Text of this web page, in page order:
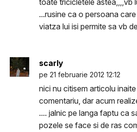
toate tricicletele astea,,,,vb
...rusine ca o persoana
viatza lui isi permite sa vb
scarly
pe 21 februarie 2012 12:12
nici nu citisem articolu
comentariu, dar acum
.... jalnic pe langa faptu ca
pozele se face si de ras